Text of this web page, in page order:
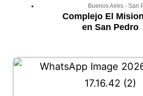
Buenos Aires - San
Complejo El
en San Pedro